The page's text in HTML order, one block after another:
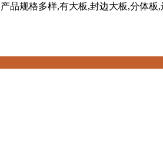
品规格多样,有大板,封边大板,分体板